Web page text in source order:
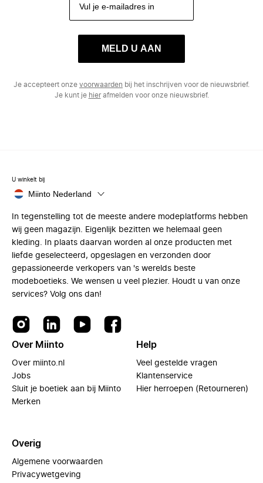
MELD U AAN
Je accepteert onze voorwaarden bij het inschrijven voor de nieuwsbrief.
Je kunt je hierafmelden voor onze nieuwsbrief.
U winkelt bij
Miinto Nederland
In tegenstelling tot de meeste andere modeplatforms hebben
wij geen magazijn. Eigenlijk bezitten we helemaal geen
kleding. In plaats daarvan worden al onze producten met
liefde geselecteerd, opgeslagen en verzonden door
gepassioneerde verkopers van 's werelds beste
modeboetieks. We wensen u veel plezier. Houdt u van onze
services? Volg ons dan!
Over Miinto
Over miinto.nl
Jobs
Sluit je boetiek aan bij Miinto
Merken
Help
Veel gestelde vragen
Klantenservice
Hier herroepen (Retourneren)
Overig
Algemene voorwaarden
Privacywetgeving